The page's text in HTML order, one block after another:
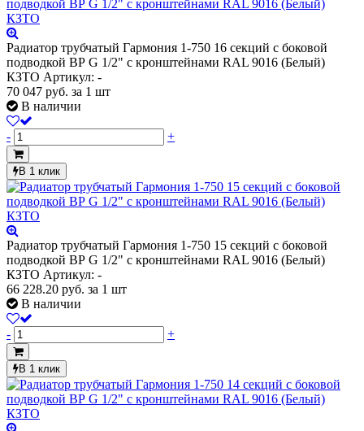
Радиатор трубчатый Гармония 1-750 16 секций с боковой
подводкой ВР G 1/2" с кронштейнами RAL 9016 (Белый)
КЗТО Артикул: -
70 047 руб. за 1 шт
В наличии
- +
В 1 клик
Радиатор трубчатый Гармония 1-750 15 секций с боковой
подводкой ВР G 1/2" с кронштейнами RAL 9016 (Белый)
КЗТО Артикул: -
66 228.20 руб. за 1 шт
В наличии
- +
В 1 клик